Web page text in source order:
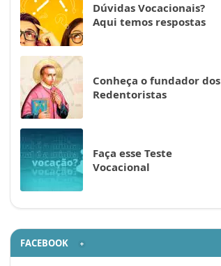
Dúvidas Vocacionais?
Aqui temos respostas
Conheça o fundador dos
Redentoristas
Faça esse Teste
Vocacional
FACEBOOK